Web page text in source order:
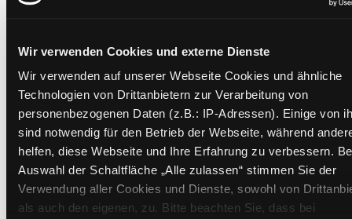
Wir verwenden Cookies und externe Dienste
Wir verwenden auf unserer Webseite Cookies und ähnliche
Technologien von Drittanbietern zur Verarbeitung von
personenbezogenen Daten (z.B.: IP-Adressen). Einige von
sind notwendig für den Betrieb der Webseite, während
helfen, diese Webseite und Ihre Erfahrung zu verbessern.
Auswahl der Schaltfläche „Alle zulassen“ stimmen Sie der
Verwendung aller Cookies und Dienste, sowohl von
als auch den eigenen, zu. Bitte beachten Sie, dass bei
Mediengruppe:
Barcode: 1411SB02354
Standort 3:
Zweigstelle:Bücherbus
Signatur:JG.B ERN
Standort 2: Depot Bücherbus